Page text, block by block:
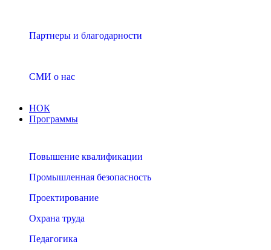
Партнеры и благодарности
СМИ о нас
НОК
Программы
Повышение квалификации
Промышленная безопасность
Проектирование
Охрана труда
Педагогика